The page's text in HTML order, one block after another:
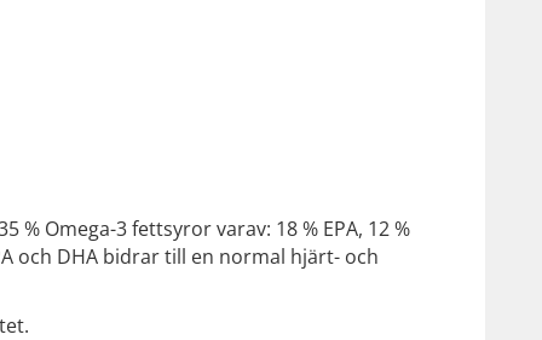
% Omega-3 fettsyror varav: 18 % EPA, 12 %
och DHA bidrar till en normal hjärt- och